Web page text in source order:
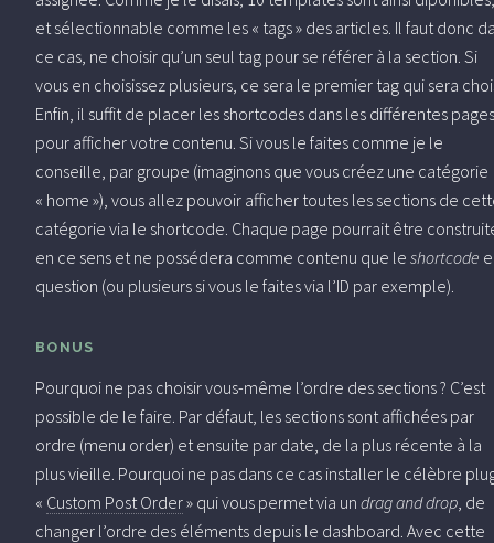
et sélectionnable comme les « tags » des articles. Il faut donc
ce cas, ne choisir qu’un seul tag pour se référer à la section. Si
vous en choisissez plusieurs, ce sera le premier tag qui sera
Enfin, il suffit de placer les shortcodes dans les différentes pages
pour afficher votre contenu. Si vous le faites comme je le
conseille, par groupe (imaginons que vous créez une catégorie
« home »), vous allez pouvoir afficher toutes les sections de
catégorie via le shortcode. Chaque page pourrait être
en ce sens et ne possédera comme contenu que le shortcode
question (ou plusieurs si vous le faites via l’ID par exemple).
BONUS
Pourquoi ne pas choisir vous-même l’ordre des sections ? C’est
possible de le faire. Par défaut, les sections sont affichées par
ordre (menu order) et ensuite par date, de la plus récente à la
plus vieille. Pourquoi ne pas dans ce cas installer le célèbre
« Custom Post Order» qui vous permet via un drag and drop , de
changer l’ordre des éléments depuis le dashboard. Avec cette